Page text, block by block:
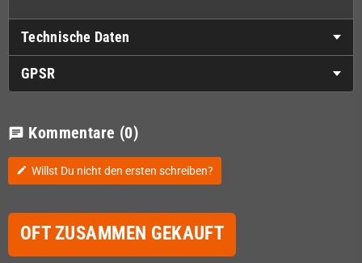
Technische Daten
GPSR
chat Kommentare (0)
edit Willst Du nicht den ersten schreiben?
OFT ZUSAMMEN GEKAUFT